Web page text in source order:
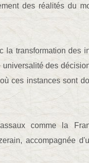
des réalités du
la transformation des
des
ces instances sont
comme la
accompagnée